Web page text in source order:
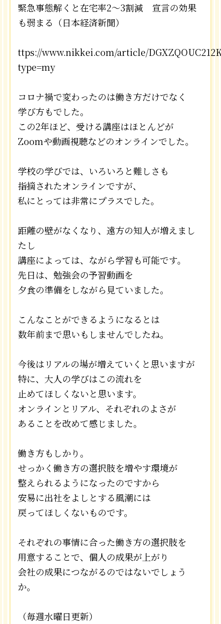
緊急事態解くと在宅率2～3割減 宣言の効果
も弱まる（日本経済新聞）
ttps://www.nikkei.com/article/
type=my
コロナ禍で変わったのは働き方だけでなく
学び方もでした。
この2年ほど、受ける講座はほとんどが
Zoomや動画視聴などのオンラインでした。
学校の学びでは、いろいろと難しさも
指摘されたオンラインですが、
私にとっては非常にプラスでした。
距離の壁がなくなり、遠方の知人が増えまし
たし
講座によっては、ながら学習も可能です。
先日は、勉強会の予習動画を
夕食の準備をしながら見ていました。
こんなことができるようになるとは
数年前まで思いもしませんでしたね。
今後はリアルの場が増えていくと思いますが
特に、大人の学びはこの流れを
止めてほしくないと思います。
オンラインとリアル、それぞれのよさが
あることを改めて感じました。
働き方もしかり。
せっかく働き方の選択肢を増やす環境が
整えられるようになったのですから
安易に出社をよしとする風潮には
戻ってほしくないものです。
それぞれの事情に合った働き方の選択肢を
用意することで、個人の成果が上がり
会社の成果につながるのではないでしょう
か。
（毎週水曜日更新）